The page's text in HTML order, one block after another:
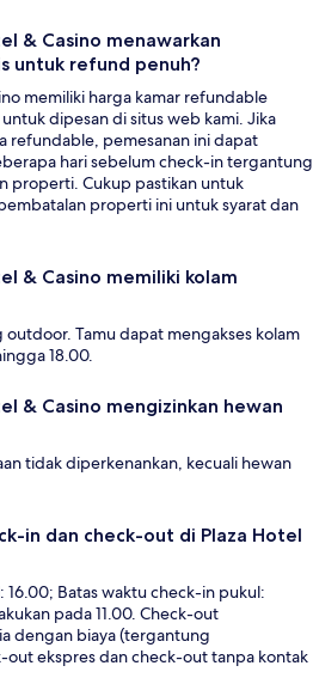
& Casino menawarkan
untuk refund penuh?
memiliki harga kamar refundable
dipesan di situs web kami. Jika
refundable, pemesanan ini dapat
hari sebelum check-in tergantung
properti. Cukup pastikan untuk
properti ini untuk syarat dan
& Casino memiliki kolam
outdoor. Tamu dapat mengakses kolam
18.00.
& Casino mengizinkan hewan
tidak diperkenankan, kecuali hewan
in dan check-out di Plaza Hotel
16.00; Batas waktu check-in pukul:
pada 11.00. Check-out
dengan biaya (tergantung
out ekspres dan check-out tanpa kontak